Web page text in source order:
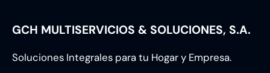
GCH MULTISERVICIOS & SOLUCIONES, S.A.
Soluciones Integrales para tu Hogar y Empresa.